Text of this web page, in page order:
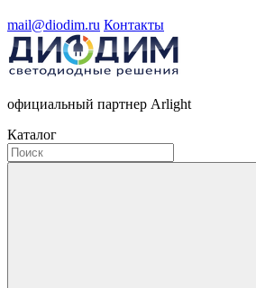
mail@diodim.ru Контакты
официальный партнер Arlight
Каталог